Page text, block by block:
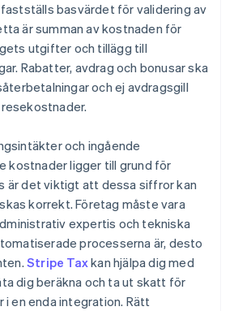
basvärdet för validering av
är summan av kostnaden för
utgifter och tillägg till
Rabatter, avdrag och bonusar ska
och ej avdragsgill
och ingående
kostnader ligger till grund för
är det viktigt att dessa siffror kan
korrekt. Företag måste vara
expertis och tekniska
processerna är, desto
Stripe Taxkan hjälpa dig med
dig beräkna och ta ut skatt för
i en enda integration. Rätt